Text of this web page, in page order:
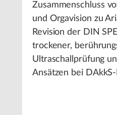
Zusammenschluss
und Orgavision zu
Revision der DIN
trockener,
Ultraschallprüfung
Ansätzen bei